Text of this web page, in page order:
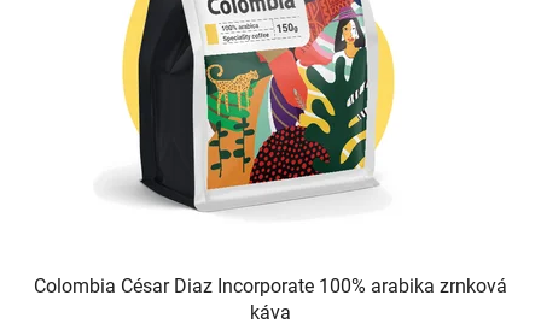
Colombia César Diaz Incorporate 100% arabika zrnková
káva